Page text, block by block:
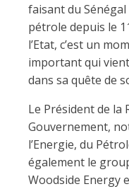
faisant du
pétrole depuis le
l’Etat, c’est un
important qui
dans sa quête de
Le Président de la
Gouvernement,
l’Energie, du
également le
Woodside Energy